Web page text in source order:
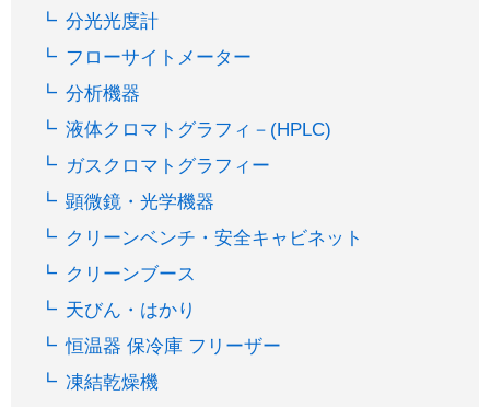
分光光度計
フローサイトメーター
分析機器
液体クロマトグラフィ－(HPLC)
ガスクロマトグラフィー
顕微鏡・光学機器
クリーンベンチ・安全キャビネット
クリーンブース
天びん・はかり
恒温器 保冷庫 フリーザー
凍結乾燥機